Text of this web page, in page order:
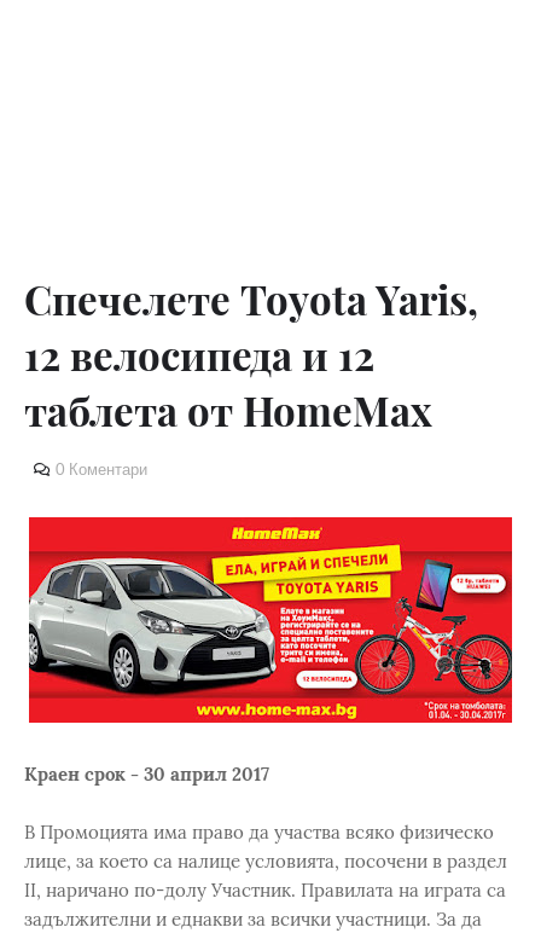
Спечелете Toyota Yaris,
12 велосипеда и 12
таблета от HomeMax
0 Коментари
Краен срок - 30 април 2017
В Промоцията има право да участва всяко физическо
лице, за което са налице условията, посочени в раздел
II, наричано по-долу Участник. Правилата на играта са
задължителни и еднакви за всички участници. За да